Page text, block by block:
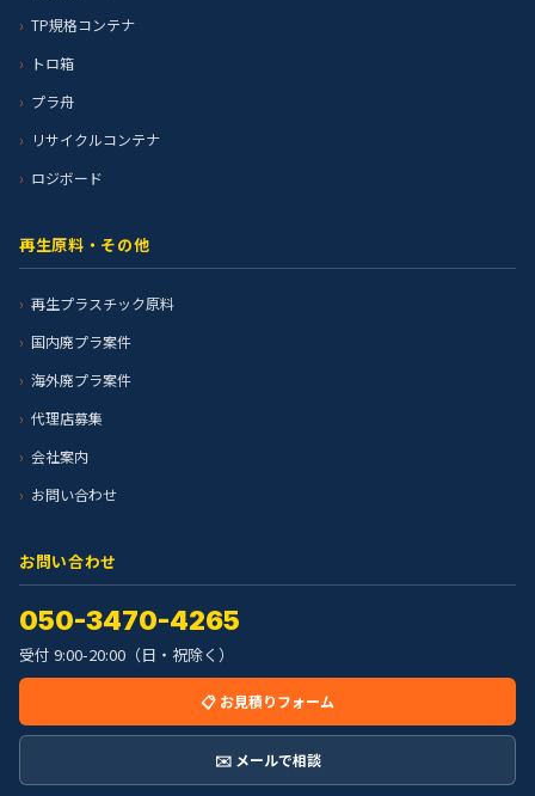
TP規格コンテナ
トロ箱
プラ舟
リサイクルコンテナ
ロジボード
再生原料・その他
再生プラスチック原料
国内廃プラ案件
海外廃プラ案件
代理店募集
会社案内
お問い合わせ
お問い合わせ
050-3470-4265
受付 9:00-20:00（日・祝除く）
📋 お見積りフォーム
✉️ メールで相談